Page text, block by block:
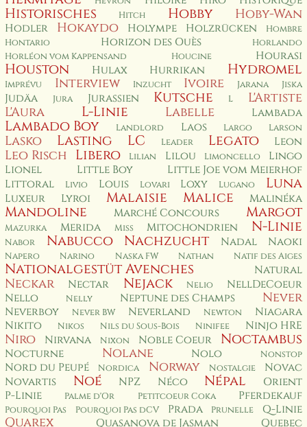
Historisches Hitch Hobby Hoby-Wan
Hodler Hokaydo Holympe Holzrücken
Hombre
Hontario
Horizon des Ouès
Horlando
Horléon vom Kappensand
Houcine Hourasi
Houston Hulax Hurrikan Hydromel
Imprévu Interview Inzucht Ivoire Jarana Jiska
Judäa Jura Jurassien Kutsche L
L'Artiste
L'Aura
L-Linie Labelle Lambada
Lambado Boy Landlord Laos Largo Larson
Lasko Lasting LC Leader Legato Leon
Leo Risch Libero Lilian Lilou Limoncello
Lingo
Lionel
Little Boy
Little Joe vom Meierhof
Littoral
Livio Louis Lovari Loxy Lugano Luna
Luxeur Lyroi Malaisie Malice Malinéka
Mandoline Marché Concours Margot
Mazurka Merida Miss Mitochondrien N-Linie
Nabor Nabucco Nachzucht Nadal Naoki
Napero Narino Naska FW Nathan Natif des Aiges
Nationalgestüt Avenches Natural
Neckar Nectar Nejack Nelio
NellDeCoeur
Nello
Nelly Neptune des Champs Never
Neverboy Never BW Neverland Newton
Niagara
Nikito
Nikos Nils du Sous-Bois Ninifee Ninjo HRE
Niro Nirvana Nixon Noble Coeur Noctambus
Nocturne Nolane Nolo Nonstop
Nord du Peupé Nordica Norway Nostalgie
Novac
Novartis
Noé NPZ Néco Népal
Orient
P-Linie
Palme d'Or Petitcoeur Coka Pferdekauf
Pourquoi Pas Pourquoi Pas dCV Prada Prunelle Q-Linie
Quarex Quasanova de Jasman Quebec